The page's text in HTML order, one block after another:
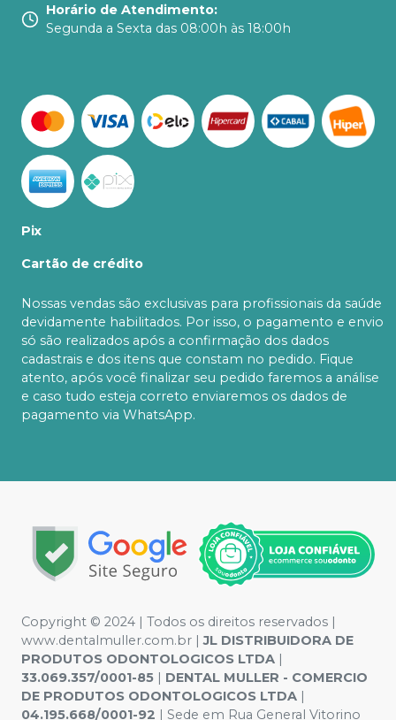
Horário de Atendimento:
Segunda a Sexta das 08:00h às 18:00h
Pix
Cartão de crédito
Nossas vendas são exclusivas para profissionais da saúde
devidamente habilitados. Por isso, o pagamento e envio
só são realizados após a confirmação dos dados
cadastrais e dos itens que constam no pedido. Fique
atento, após você finalizar seu pedido faremos a análise
e caso tudo esteja correto enviaremos os dados de
pagamento via WhatsApp.
Copyright © 2024 | Todos os direitos reservados |
www.dentalmuller.com.br |JL DISTRIBUIDORA DE
PRODUTOS ODONTOLOGICOS LTDA |
33.069.357/0001-85 | DENTAL MULLER - COMERCIO
DE PRODUTOS ODONTOLOGICOS LTDA |
04.195.668/0001-92 | Sede em Rua General Vitorino